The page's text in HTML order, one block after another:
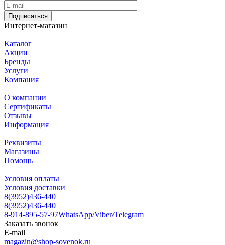
Подписаться
Интернет-магазин
Каталог
Акции
Бренды
Услуги
Компания
О компании
Сертификаты
Отзывы
Информация
Реквизиты
Магазины
Помощь
Условия оплаты
Условия доставки
8(3952)436-440
8(3952)436-440
8-914-895-57-97WhatsApp/Viber/Telegram
Заказать звонок
E-mail
magazin@shop-sovenok.ru